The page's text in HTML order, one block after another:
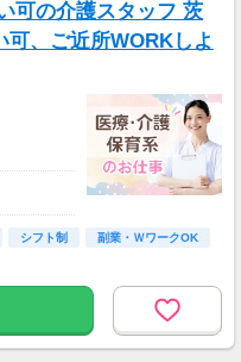
可の介護スタッフ 茨
、ご近所WORKしよ
日)
日)
シフト制
副業・ＷワークOK